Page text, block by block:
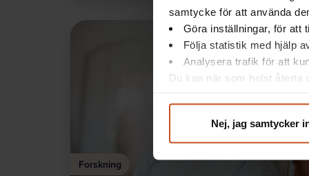
samtycke för att använda
Göra inställningar, för att
Följa statistik med hjälp
Analysera trafik för att
Du kan när som helst återta
Nej, jag samtycker
Forskning